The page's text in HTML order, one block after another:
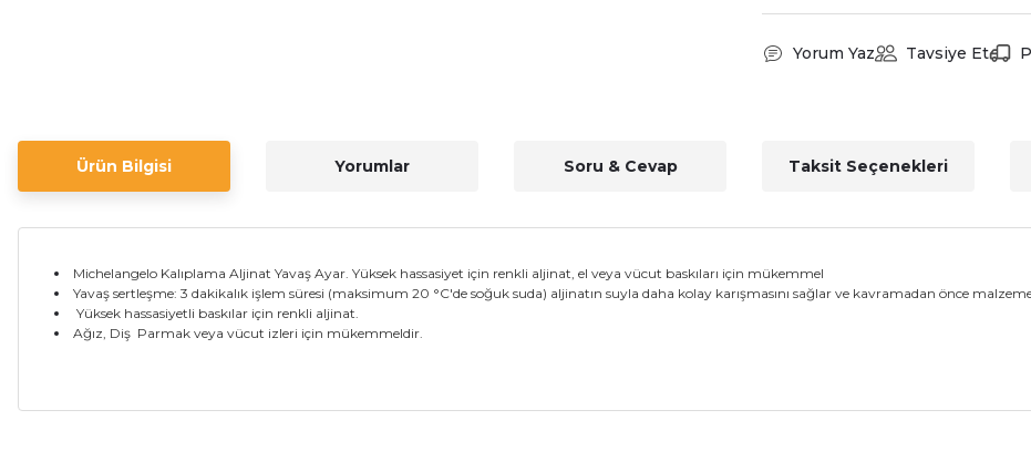
Yorum Yaz Tavsiye Et
Ürün Bilgisi Yorumlar Soru & Cevap Taksit Seçenekleri
Michelangelo Kalıplama Aljinat Yavaş Ayar. Yüksek hassasiyet için renkli aljinat, el veya vücut baskıları için mükemmel
Yavaş sertleşme: 3 dakikalık işlem süresi (maksimum 20 °C'de soğuk suda) aljinatın suyla daha kolay karışmasını sağlar ve kavramadan önce
Yüksek hassasiyetli baskılar için renkli aljinat.
Ağız, Diş Parmak veya vücut izleri için mükemmeldir.